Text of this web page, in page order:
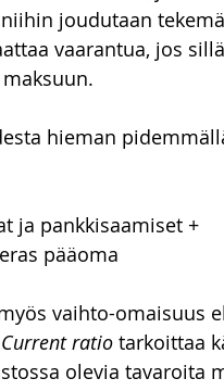
joudutaan
vaarantua, jos
hieman
ja pankkisaamiset +
pääoma
vaihto-omaisuus
Current ratio tarkoittaa
olevia tavaroita